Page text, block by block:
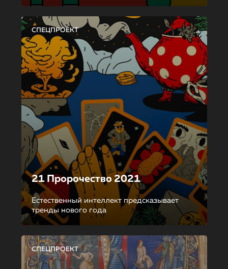
СПЕЦПРОЕКТ
21 Пророчество 2021
Естественный интеллект предсказывает
тренды нового года
СПЕЦПРОЕКТ